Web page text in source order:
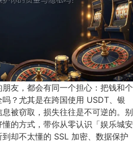
友，都会有同一个担心：把钱和个
？尤其是在跨国使用 USDT、银
被窃取，损失往往是不可逆的。别
的方式，带你从零认识「娱乐城安
却不太懂的 SSL 加密、数据保护